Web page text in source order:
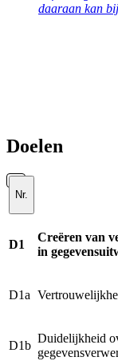
daaraan kan
Doelen
Nr.
D1
Creëren van
in
D1a
D1b
Duidelijkheid